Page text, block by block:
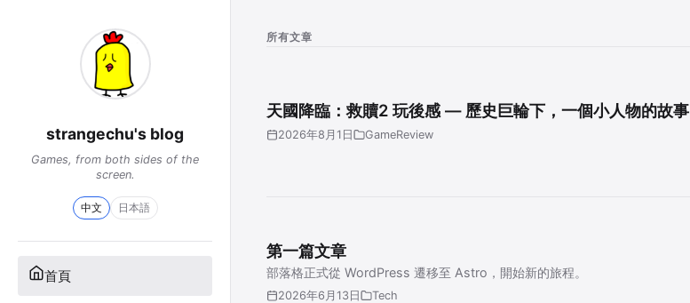
strangechu's blog
Games, from both sides of the
screen.
中文 日本語
首頁
所有文章
天國降臨：救贖2 玩後感 — 歷史巨輪下，一個小人物的故事
2026年8月1日 GameReview
第一篇文章
部落格正式從 WordPress 遷移至 Astro，開始新的旅程。
2026年6月13日 Tech